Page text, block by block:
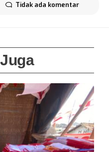
Tidak ada komentar